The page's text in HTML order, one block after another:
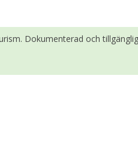
Dokumenterad och